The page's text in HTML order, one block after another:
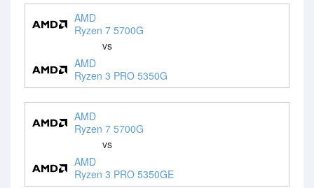
AMD
Ryzen 7 5700G
vs
AMD
Ryzen 3 PRO 5350G
AMD
Ryzen 7 5700G
vs
AMD
Ryzen 3 PRO 5350GE